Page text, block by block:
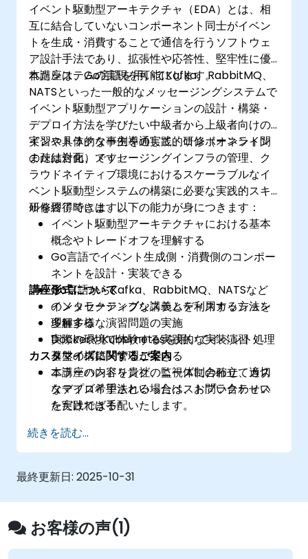
イベント駆動型アーキテクチャ（EDA）とは、相
互に結合していないコンポーネント同士がイベン
トを生成・消費することで通信を行うソフトウェ
ア設計手法であり、拡張性や応答性、堅牢性に優
れたシステムの実現を可能にします。
本講座は、Go言語を用いてKafka、RabbitMQ、
NATSといった一般的なメッセージングシステムで
イベント駆動型アプリケーションの設計・構築・
デプロイ方法を学びたい中級者から上級者向けの
インストラクター主導の実践的研修（オンライン
または対面）です。
実習や具体的な事例を通して、コンポーネント間
の疎結合化、メッセージングインフラの管理、ク
ラウドネイティブ環境におけるスケーラブルなイ
ベント駆動型システムの構築に必要な実践的スキ
ルを習得できます。
研修終了時には、以下の能力が身につきます：
イベント駆動型アーキテクチャにおける基本
概念やトレードオフを理解する
Go言語でイベント生成側・消費側のコンポー
ネントを設計・実装できる
Go言語からKafka、RabbitMQ、NATSなど
のメッセージングシステムを利用する方法を
理解する
DockerやKubernetesを用いてイベント処理
基盤の構築・管理ができる
エラーハンドリング、監視体制の確立、適切
なデプロイ手法といったベストプラクティス
を実践できる
講座形式について
インタラクティブな講義とディスカッション
多種多様な演習問題の実施
実際の環境で体験する実践的な実装演習
カスタマイズに関するご案内
本講座の内容を貴社のニーズに合わせてカス
タマイズ希望される場合は、お問い合わせい
ただければ手配いたします。
続きを読む...
最終更新日: 2025-10-31
お客様の声(1)